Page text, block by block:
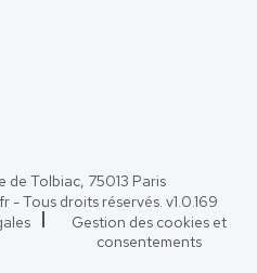
de Tolbiac, 75013 Paris
- Tous droits réservés. v1.0.169
Gestion des cookies et
consentements